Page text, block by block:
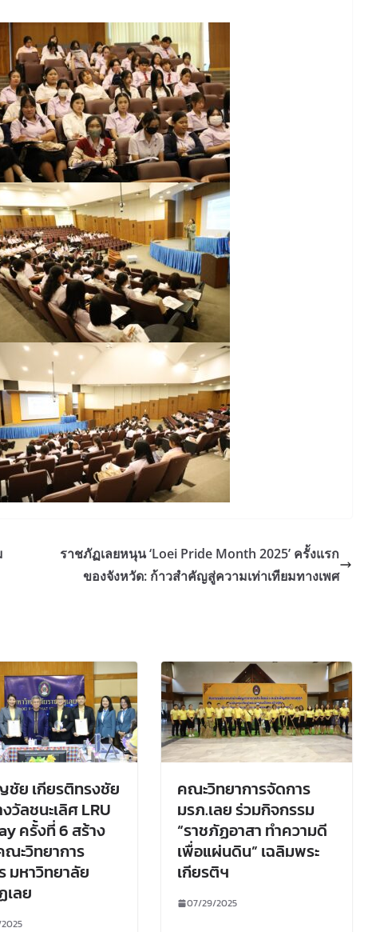
ราชภัฏเลยหนุน ‘Loei Pride Month 2025’ ครั้งแรก
ของจังหวัด: ก้าวสำคัญสู่ความเท่าเทียมทางเพศ
ย เกียรติทรงชัย
วัลชนะเลิศ LRU
ครั้งที่ 6 สร้าง
ณะวิทยาการ
มหาวิทยาลัย
เลย
คณะวิทยาการจัดการ
มรภ.เลย ร่วมกิจกรรม
“ราชภัฏอาสา ทำความดี
เพื่อแผ่นดิน” เฉลิมพระ
เกียรติฯ
07/29/2025